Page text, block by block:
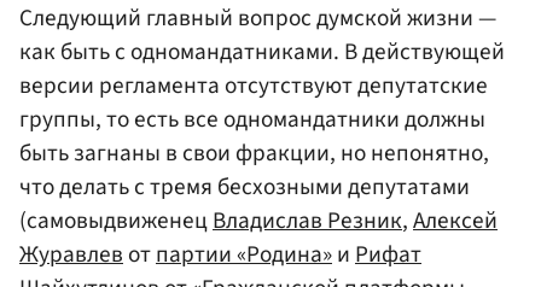
Следующий главный вопрос думской жизни —
как быть с одномандатниками. В действующей
версии регламента отсутствуют депутатские
группы, то есть все одномандатники должны
быть загнаны в свои фракции, но непонятно,
что делать с тремя бесхозными депутатами
(самовыдвиженецВладислав Резник,Алексей
Журавлевотпартии «Родина»иРифат